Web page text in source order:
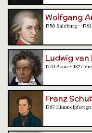
Wolfgang
1756 Salzburg -
Ludwig van
1770 Bonn - 1827
Franz
1797